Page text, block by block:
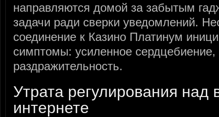
направляются домой за забытым
задачи ради сверки уведомлений.
соединение к Казино Платинум
симптомы: усиленное сердцебиение,
раздражительность.
Утрата регулирования над
интернете